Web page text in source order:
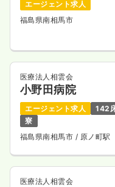
エージェント求人
福島県南相馬市
医療法人相雲会
小野田病院
エージェント求人 142
寮
福島県南相馬市 / 原ノ町駅
医療法人相雲会